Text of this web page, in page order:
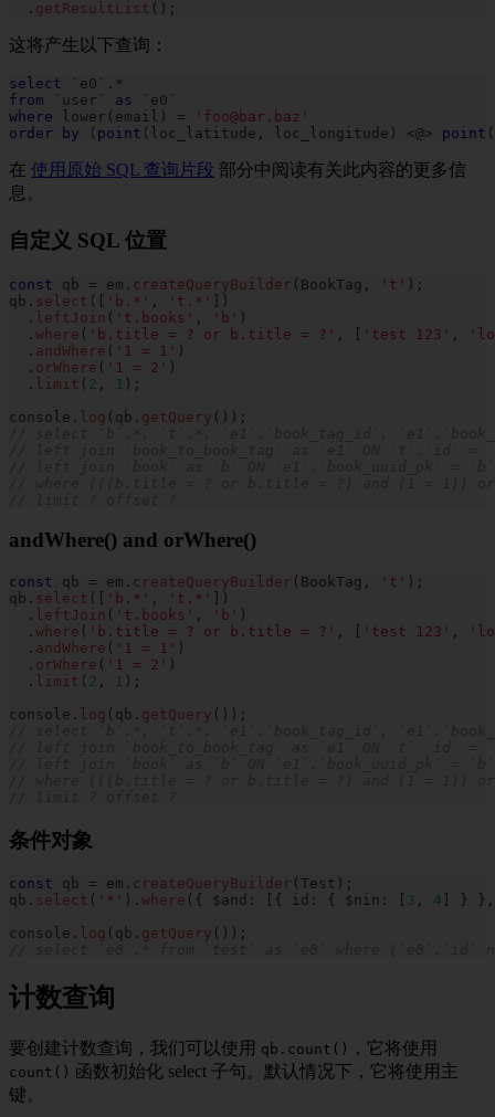
. getResultList ( ) ;
这将产生以下查询：
select ` e0 ` . *
from
` user ` as ` e0 `
where lower ( email ) =
'foo@bar.baz'
order
by ( point ( loc_latitude , loc_longitude ) <@> point (
在 使用原始 SQL 查询片段 部分中阅读有关此内容的更多信
息。
自定义 SQL 位置
const qb = em . createQueryBuilder ( BookTag , 't' ) ;
qb . select ( [ 'b.*' , 't.*' ] )
. leftJoin ( 't.books' , 'b' )
. where ( 'b.title = ? or b.title = ?' , [ 'test 123' ,
. andWhere ( '1 = 1' )
. orWhere ( '1 = 2' )
. limit ( 2 , 1 ) ;
console . log ( qb . getQuery ( ) ) ;
// where (((b.title = ? or b.title = ?) and (1 = 1))
andWhere() and orWhere()
const qb = em . createQueryBuilder ( BookTag , 't' ) ;
qb . select ( 'b.*' , 't.*'
)
.
leftJoin ( 't.books' , 'b' )
. where ( 'b.title = ? or b.title = ?' , 'test 123' ,
. andWhere ( '1 = 1' )
. orWhere ( '1 = 2' )
.
limit ( 2 , 1 ) ;
console . log ( qb . getQuery ( ) ) ;
// where (((b.title = ? or b.title = ?) and (1 = 1))
条件对象
const qb = em . createQueryBuilder ( Test ) ;
qb . select ( '*' ) . where ( { $and : { id : { $nin : 3 , 4 } } ,
console . log ( qb . getQuery ( ) ) ;
// select `e0`.* from `test` as `e0` where (`e0`.`id`
计数查询
要创建计数查询，我们可以使用 qb.count() ，它将使用
count() 函数初始化 select 子句。默认情况下，它将使用主
键。